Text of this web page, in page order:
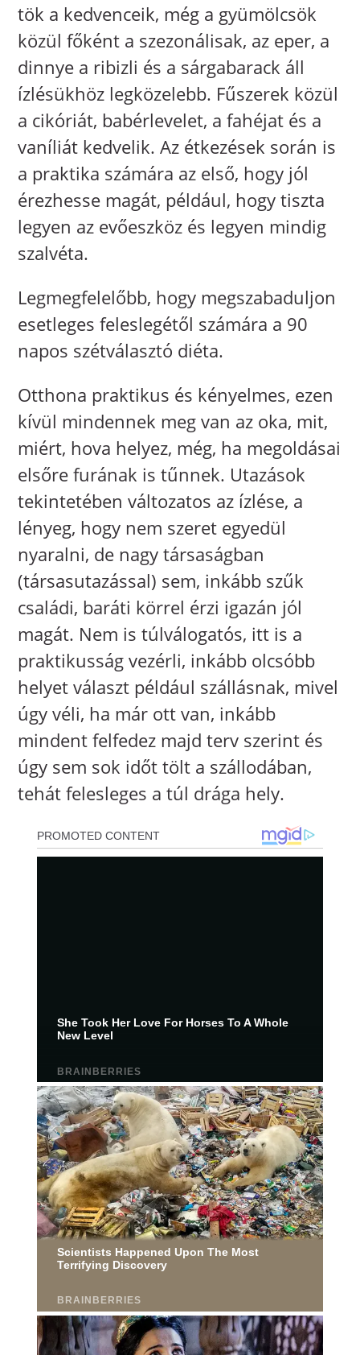
tök a kedvenceik, még a gyümölcsök
közül főként a szezonálisak, az eper, a
dinnye a ribizli és a sárgabarack áll
ízlésükhöz legközelebb. Fűszerek közül
a cikóriát, babérlevelet, a fahéjat és a
vaníliát kedvelik. Az étkezések során is
a praktika számára az első, hogy jól
érezhesse magát, például, hogy tiszta
legyen az evőeszköz és legyen mindig
szalvéta.
Legmegfelelőbb, hogy megszabaduljon
esetleges feleslegétől számára a 90
napos szétválasztó diéta.
Otthona praktikus és kényelmes, ezen
kívül mindennek meg van az oka, mit,
miért, hova helyez, még, ha megoldásai
elsőre furának is tűnnek. Utazások
tekintetében változatos az ízlése, a
lényeg, hogy nem szeret egyedül
nyaralni, de nagy társaságban
(társasutazással) sem, inkább szűk
családi, baráti körrel érzi igazán jól
magát. Nem is túlválogatós, itt is a
praktikusság vezérli, inkább olcsóbb
helyet választ például szállásnak, mivel
úgy véli, ha már ott van, inkább
mindent felfedez majd terv szerint és
úgy sem sok időt tölt a szállodában,
tehát felesleges a túl drága hely.